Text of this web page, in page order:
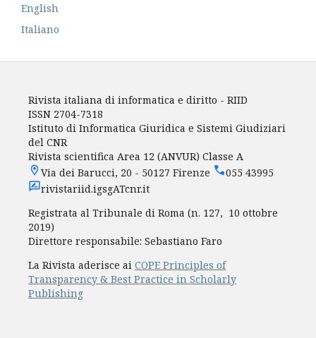
English
Italiano
Rivista italiana di informatica e diritto - RIID
ISSN 2704-7318
Istituto di Informatica Giuridica e Sistemi Giudiziari
del CNR
Rivista scientifica Area 12 (ANVUR) Classe A
Via dei Barucci, 20 - 50127 Firenze
055 43995
rivistariid.igsgATcnr.it
Registrata al Tribunale di Roma (n. 127, 10 ottobre
2019)
Direttore responsabile: Sebastiano Faro
La Rivista aderisce ai COPE Principles of
Transparency & Best Practice in Scholarly
Publishing